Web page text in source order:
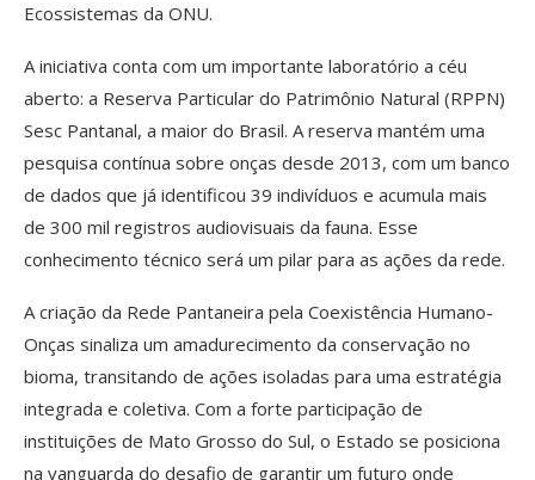
Ecossistemas da ONU.
A iniciativa conta com um importante laboratório a céu
aberto: a Reserva Particular do Patrimônio Natural (RPPN)
Sesc Pantanal, a maior do Brasil. A reserva mantém uma
pesquisa contínua sobre onças desde 2013, com um banco
de dados que já identificou 39 indivíduos e acumula mais
de 300 mil registros audiovisuais da fauna. Esse
conhecimento técnico será um pilar para as ações da rede.
A criação da Rede Pantaneira pela Coexistência Humano-
Onças sinaliza um amadurecimento da conservação no
bioma, transitando de ações isoladas para uma estratégia
integrada e coletiva. Com a forte participação de
instituições de Mato Grosso do Sul, o Estado se posiciona
na vanguarda do desafio de garantir um futuro onde